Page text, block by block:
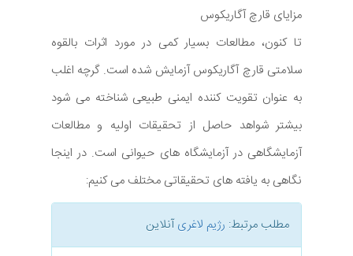
مزایای قارچ آگاریکوس
تا کنون، مطالعات بسیار کمی در مورد اثرات بالقوه
سلامتی قارچ آگاریکوس آزمایش شده است. گرچه اغلب
به عنوان تقویت کننده ایمنی طبیعی شناخته می شود
بیشتر شواهد حاصل از تحقیقات اولیه و مطالعات
آزمایشگاهی در آزمایشگاه های حیوانی است. در اینجا
نگاهی به یافته های تحقیقاتی مختلف می کنیم:
مطلب مرتبط: رژیم لاغریآنلاین